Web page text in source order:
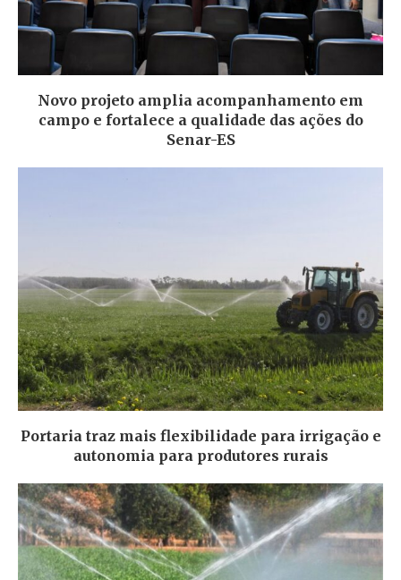
Novo projeto amplia acompanhamento em
campo e fortalece a qualidade das ações do
Senar-ES
Portaria traz mais flexibilidade para irrigação e
autonomia para produtores rurais